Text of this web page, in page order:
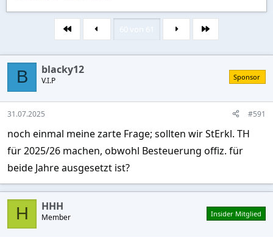
s
l
e
r
s
e
l
t
Erste Letzte
B blacky12
V.I.P Sponsor
31.07.2025 #591
noch einmal meine zarte Frage; sollten wir StErkl. TH
für 2025/26 machen, obwohl Besteuerung offiz. für
beide Jahre ausgesetzt ist?
H HHH
Member Insider Mitglied